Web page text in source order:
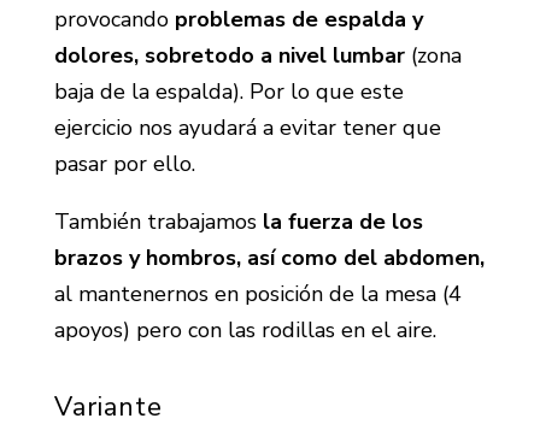
provocando problemas de espalda y
dolores, sobretodo a nivel lumbar(zona
baja de la espalda). Por lo que este
ejercicio nos ayudará a evitar tener que
pasar por ello.
También trabajamos la fuerza de los
brazos y hombros, así como del abdomen,
al mantenernos en posición de la mesa (4
apoyos) pero con las rodillas en el aire.
Variante